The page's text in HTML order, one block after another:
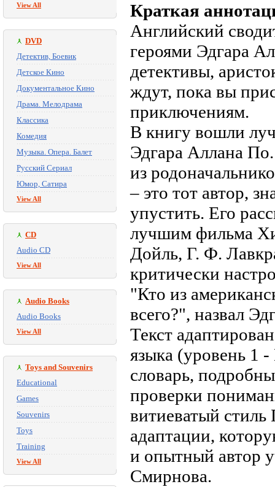
View All
DVD
Детектив, Боевик
Детское Кино
Документальное Кино
Драма. Мелодрама
Классика
Комедия
Музыка. Опера. Балет
Русский Сериал
Юмор, Сатира
View All
CD
Audio CD
View All
Audio Books
Audio Books
View All
Toys and Souvenirs
Educational
Games
Souvenirs
Toys
Training
View All
Краткая
Английский
героями Эдгара
детективы,
ждут, пока вы
приключениям.
В книгу вошли
Эдгара Аллана
из
– это тот автор,
упустить. Его
лучшим фильма
Дойль, Г. Ф.
критически
"Кто из
всего?", назвал
Текст
языка (уровень 1
словарь,
проверки
витиеватый стиль
адаптации,
и опытный автор
Смирнова.